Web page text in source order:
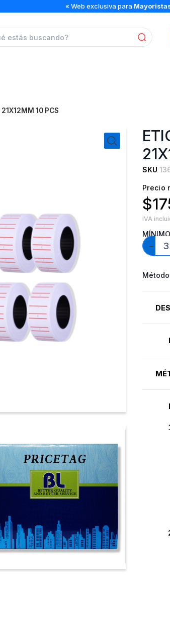
« Web exclusiva para
10 PCS
SKU
Precio
IVA
−